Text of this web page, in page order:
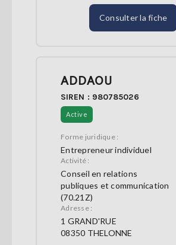
Consulter la fiche
ADDAOU
SIREN : 980785026
Active
Forme juridique :
Entrepreneur individuel
Activité :
Conseil en relations
publiques et communication
(70.21Z)
Adresse :
1 GRAND'RUE
08350 THELONNE